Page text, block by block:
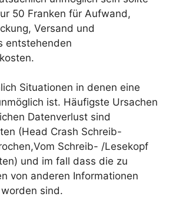
50 Franken für Aufwand,
Versand und
entstehenden
Situationen in denen eine
ist. Häufigste Ursachen
Datenverlust sind
(Head Crash Schreib-
Schreib- /Lesekopf
und im fall dass die zu
von anderen Informationen
sind.